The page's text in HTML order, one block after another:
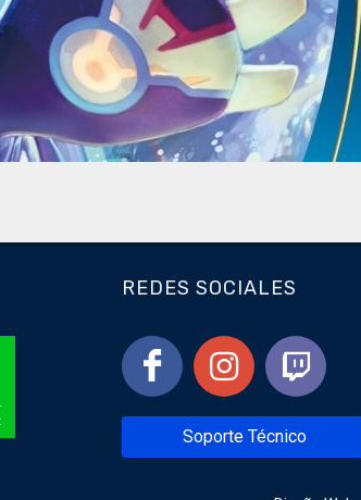
REDES SOCIALES
Soporte Técnico